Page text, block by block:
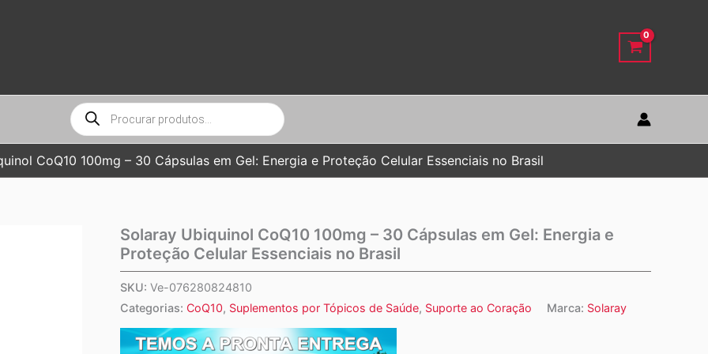
Pesquisar
produtos
CoQ10 100mg – 30 Cápsulas em Gel: Energia e Proteção Celular Essenciais no Brasil
Solaray Ubiquinol CoQ10 100mg – 30 Cápsulas em Gel: Energia e
Proteção Celular Essenciais no Brasil
SKU: Ve-076280824810
Categorias: CoQ10, Suplementos por Tópicos de Saúde, Suporte ao Coração Marca: Solaray